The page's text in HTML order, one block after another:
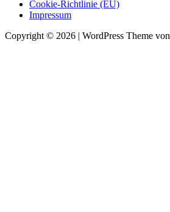
Cookie-Richtlinie (EU)
Impressum
Copyright © 2026 | WordPress Theme von